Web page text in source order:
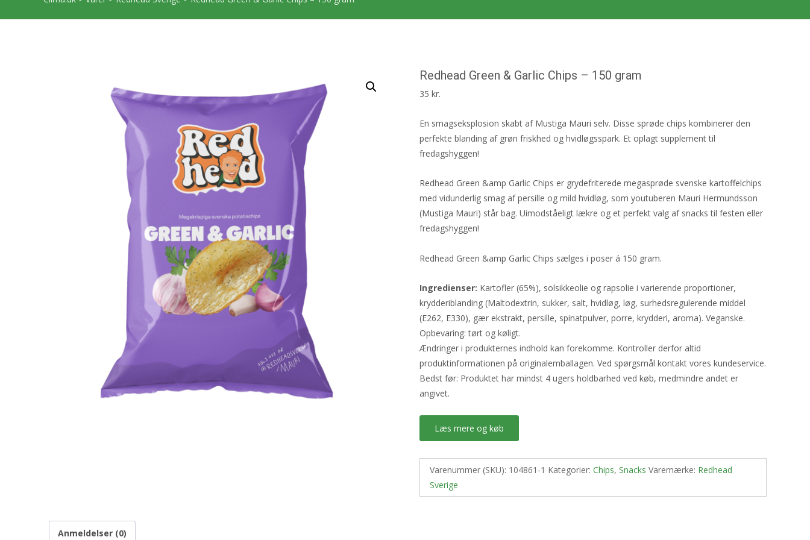
Redhead Green & Garlic Chips – 150 gram
35 kr.
En smagseksplosion skabt af Mustiga Mauri selv. Disse sprøde chips kombinerer den
perfekte blanding af grøn friskhed og hvidløgsspark. Et oplagt supplement til
fredagshyggen!
Redhead Green &amp Garlic Chips er grydefriterede megasprøde svenske kartoffelchips
med vidunderlig smag af persille og mild hvidløg, som youtuberen Mauri Hermundsson
(Mustiga Mauri) står bag. Uimodståeligt lækre og et perfekt valg af snacks til festen eller
fredagshyggen!
Redhead Green &amp Garlic Chips sælges i poser á 150 gram.
Ingredienser: Kartofler (65%), solsikkeolie og rapsolie i varierende proportioner,
krydderiblanding (Maltodextrin, sukker, salt, hvidløg, løg, surhedsregulerende middel
(E262, E330), gær ekstrakt, persille, spinatpulver, porre, krydderi, aroma). Veganske.
Opbevaring: tørt og køligt.
Ændringer i produkternes indhold kan forekomme. Kontroller derfor altid
produktinformationen på originalemballagen. Ved spørgsmål kontakt vores kundeservice.
Bedst før: Produktet har mindst 4 ugers holdbarhed ved køb, medmindre andet er
angivet.
Læs mere og køb
Varenummer (SKU): 104861-1 Kategorier: Chips, Snacks Varemærke: Redhead
Sverige
Anmeldelser (0)